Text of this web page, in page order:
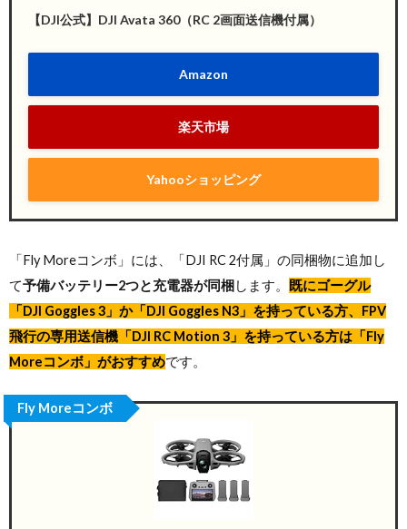
【DJI公式】DJI Avata 360（RC 2画面送信機付属）
Amazon
楽天市場
Yahooショッピング
「Fly Moreコンボ」には、「DJI RC 2付属」の同梱物に追加し
て予備バッテリー2つと充電器が同梱 します。
既にゴーグル
「DJI Goggles 3」か「DJI Goggles N3」を持っている方、FPV
飛行の専用送信機「DJI RC Motion 3」を持っている方は「Fly
Moreコンボ」がおすすめです。
Fly Moreコンボ